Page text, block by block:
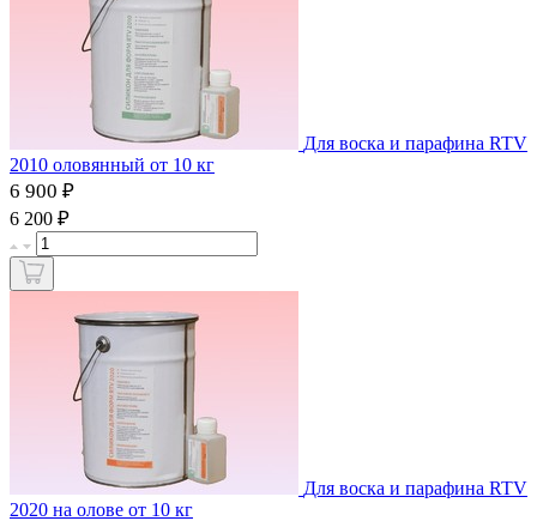
Для воска и парафина RTV
2010 оловянный от 10 кг
6 900 ₽
6 200 ₽
Для воска и парафина RTV
2020 на олове от 10 кг